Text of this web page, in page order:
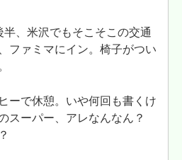
半、米沢でもそこそこの交通
ファミマにイン。椅子がつい
ーで休憩。いや何回も書くけ
スーパー、アレなんなん？